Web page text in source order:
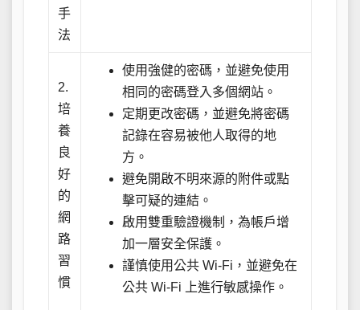
手
法
2.
培
養
良
好
的
網
路
習
慣
使用強健的密碼，並避免使用
相同的密碼登入多個網站。
定期更改密碼，並避免將密碼
記錄在容易被他人取得的地
方。
避免開啟不明來源的附件或點
擊可疑的連結。
啟用雙重驗證機制，為帳戶增
加一層安全保護。
謹慎使用公共 Wi-Fi，並避免在
公共 Wi-Fi 上進行敏感操作。